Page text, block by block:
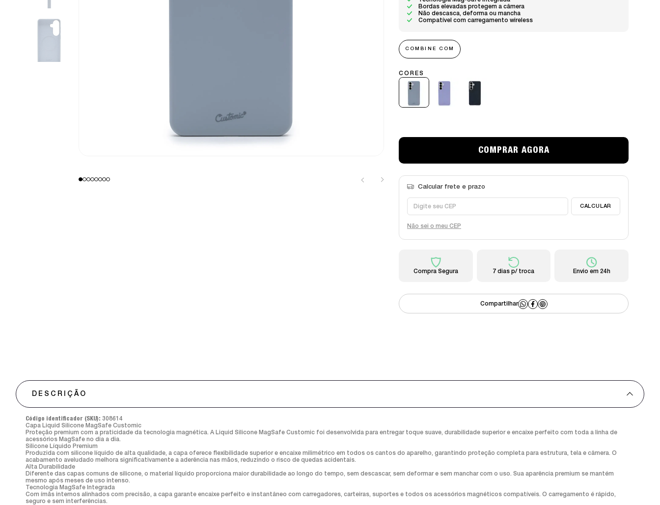
Bordas elevadas protegem a câmera
Não descasca, deforma ou mancha
Compatível com carregamento wireless
COMBINE COM
Não sei o meu CEP
Compra Segura 7 dias p/ troca Envio em 24h
DESCRIÇÃO
Código identificador (SKU): 308614
Capa Liquid Silicone MagSafe Customic
Proteção premium com a praticidade da tecnologia magnética. A Liquid Silicone MagSafe Customic foi desenvolvida para entregar toque suave, durabilidade superior e encaixe perfeito com toda a linha de
acessórios MagSafe no dia a dia.
Silicone Líquido Premium
Produzida com silicone líquido de alta qualidade, a capa oferece flexibilidade superior e encaixe milimétrico em todos os cantos do aparelho, garantindo proteção completa para estrutura, tela e câmera. O
acabamento aveludado melhora significativamente a aderência nas mãos, reduzindo o risco de quedas acidentais.
Alta Durabilidade
Diferente das capas comuns de silicone, o material líquido proporciona maior durabilidade ao longo do tempo, sem descascar, sem deformar e sem manchar com o uso. Sua aparência premium se mantém
mesmo após meses de uso intenso.
Tecnologia MagSafe Integrada
Com ímãs internos alinhados com precisão, a capa garante encaixe perfeito e instantâneo com carregadores, carteiras, suportes e todos os acessórios magnéticos compatíveis. O carregamento é rápido,
seguro e sem interferências.